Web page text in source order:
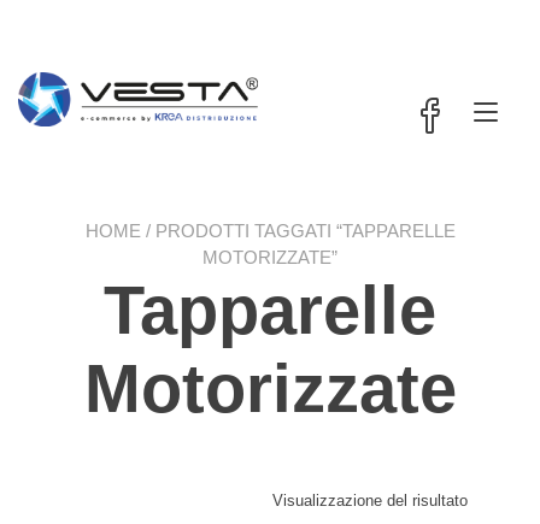
HOME / PRODOTTI TAGGATI “TAPPARELLE
MOTORIZZATE”
Tapparelle
Motorizzate
Visualizzazione del risultato